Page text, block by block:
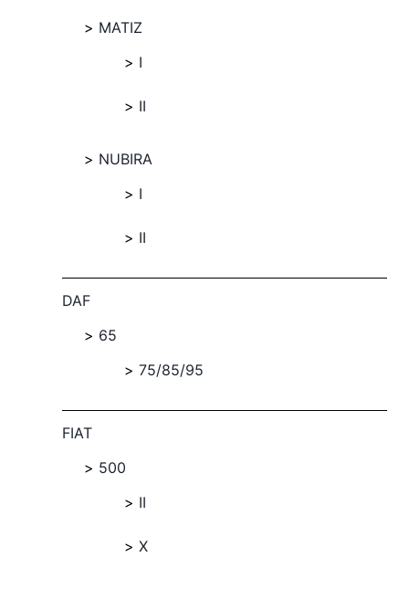
MATIZ
I
II
NUBIRA
I
II
DAF
65
75/85/95
FIAT
500
II
X